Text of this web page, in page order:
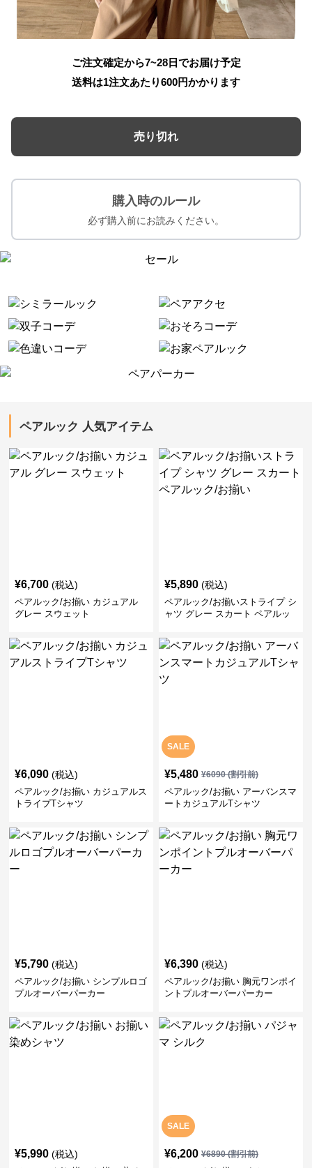
ご注文確定から7~28日でお届け予定
送料は1注文あたり600円かかります
売り切れ
購入時のルール
必ず購入前にお読みください。
ペアルック 人気アイテム
¥6,700 (税込)
ペアルック/お揃い カジュアル
グレー スウェット
¥5,890 (税込)
ペアルック/お揃いストライプ シ
ャツ グレー スカート ペアルッ
¥6,090 (税込)
ペアルック/お揃い カジュアルス
トライプTシャツ
SALE
¥5,480 ¥6090(割引前)
ペアルック/お揃い アーバンスマ
ートカジュアルTシャツ
¥5,790 (税込)
ペアルック/お揃い シンプルロゴ
プルオーバーパーカー
¥6,390 (税込)
ペアルック/お揃い 胸元ワンポイ
ントプルオーバーパーカー
¥5,990 (税込)
SALE
¥6,200 ¥6890(割引前)